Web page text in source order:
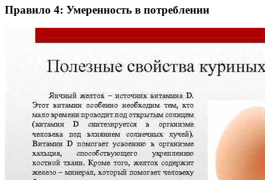
Правило 4: Умеренность в потреблении